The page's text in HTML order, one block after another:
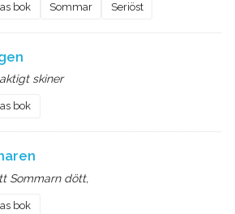
bok Sommar Seriöst
skiner
bok
Sommarn dött,
bok